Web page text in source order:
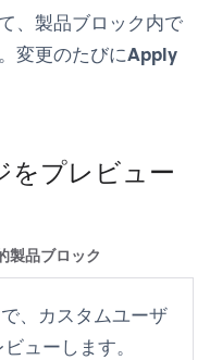
、製品ブロック内で
変更のたびにApply
をプレビュー
製品ブロック
、カスタムユーザ
ューします。